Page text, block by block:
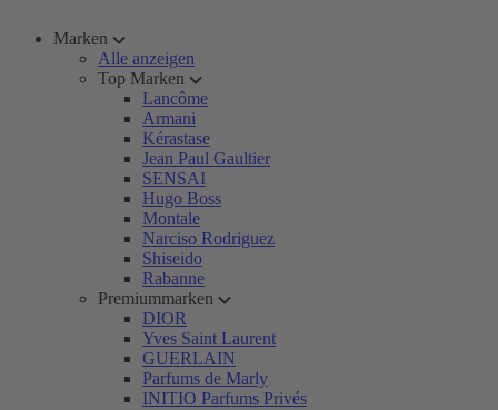
Marken
Alle anzeigen
Top Marken
Lancôme
Armani
Kérastase
Jean Paul Gaultier
SENSAI
Hugo Boss
Montale
Narciso Rodriguez
Shiseido
Rabanne
Premiummarken
DIOR
Yves Saint Laurent
GUERLAIN
Parfums de Marly
INITIO Parfums Privés